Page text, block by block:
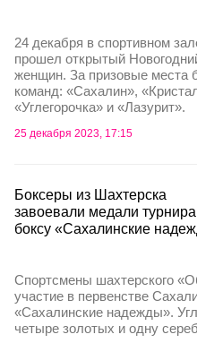
24 декабря в спортивном
прошел открытый
женщин. За призовые места
команд: «Сахалин»,
«Углегорочка» и «Лазурит».
25 декабря 2023, 17:15
Боксеры из Шахтерска
завоевали медали
боксу «Сахалинские
Спортсмены шахтерского
участие в первенстве
«Сахалинские надежды».
четыре золотых и одну